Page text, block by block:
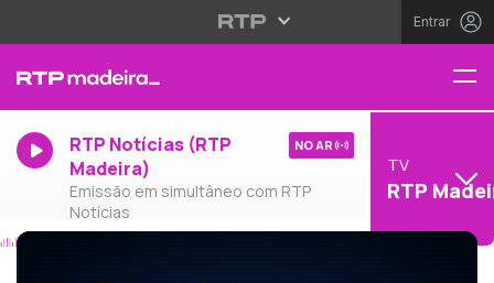
Entrar
RTP Notícias (RTP
Madeira)
Emissão em simultâneo com RTP
Notícias
NO AR
TV
RTP